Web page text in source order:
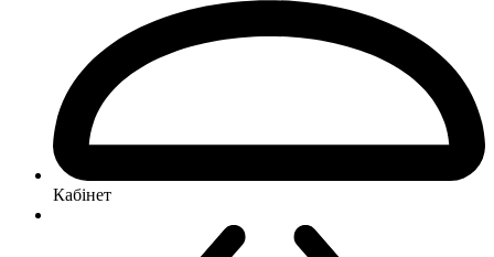
Кабінет